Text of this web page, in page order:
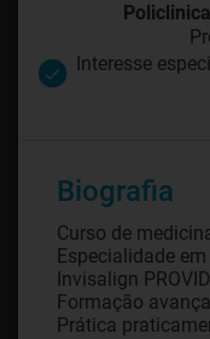
Interesse
Biografia
Curso de
Especialidade
Invisalign
Formação
Prática